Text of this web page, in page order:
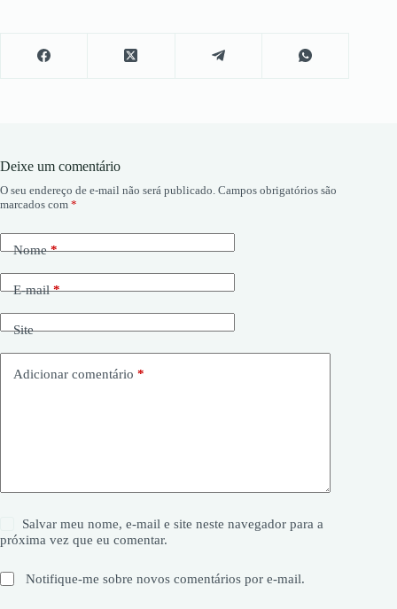
Deixe um comentário
O seu endereço de e-mail não será publicado. Campos obrigatórios são
marcados com *
Nome*
E-mail*
Site
Adicionar comentário *
Salvar meu nome, e-mail e site neste navegador para a
próxima vez que eu comentar.
Notifique-me sobre novos comentários por e-mail.